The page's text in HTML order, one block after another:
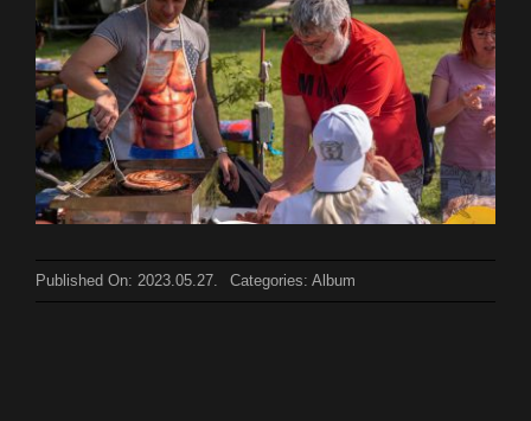
Published On: 2023.05.27. Categories: Album